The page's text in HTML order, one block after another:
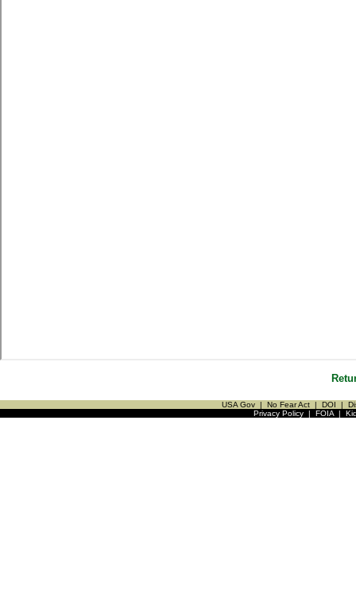
USA Gov | No Fear Act | DOI |
Privacy Policy| FOIA|